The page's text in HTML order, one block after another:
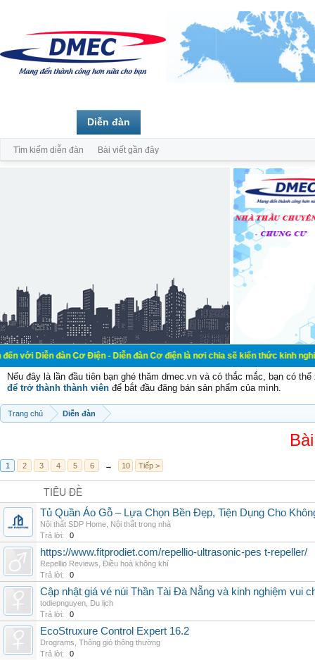
đàn Cơ Điện - Diễn đàn Cơ điện là nơi chia sẽ kiến thức kinh nghiệm
Nếu đây là lần đầu tiên bạn ghé thăm dmec.vn và có thắc mắc, bạn có
để trở thành thành viên để bắt đầu đăng bán sản phẩm của mình.
Trang chủ Diễn đàn
1 2 3 4 5 6 → 10 Tiếp >
TIÊU ĐỀ
Tủ Quần Áo Gỗ – Lựa Chọn Bền Đẹp, Tiện Dụng Cho
Nội thất SDP Home Nội thất trong nhà
Trả lời:
0
https://www.fitprodiet.com/repellio-ultrasonic-pes t-repeller/
Repellio Reviews Điều hoà không khí
Trả lời:
0
Cập nhật giá vé núi Thần Tài Đà Nẵng và kinh nghiệm vui
todiepnguyen Du lịch
Trả lời:
0
EcoStruxure Control Expert 16.2
Drograms Thông gió thông thường
Trả lời:
0
Diễn đàn
Tìm kiếm diễn đàn Bài viết gần đây